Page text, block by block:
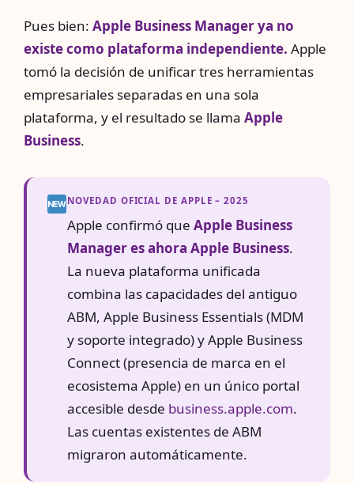
Pues bien: Apple Business Manager ya no
existe como plataforma independiente. Apple
tomó la decisión de unificar tres herramientas
empresariales separadas en una sola
plataforma, y el resultado se llama Apple
Business.
NOVEDAD OFICIAL DE APPLE – 2025
Apple confirmó queApple Business
Manager es ahora Apple Business.
La nueva plataforma unificada
combina las capacidades del antiguo
ABM, Apple Business Essentials (MDM
y soporte integrado) y Apple Business
Connect (presencia de marca en el
ecosistema Apple) en un único portal
accesible desde business.apple.com.
Las cuentas existentes de ABM
migraron automáticamente.